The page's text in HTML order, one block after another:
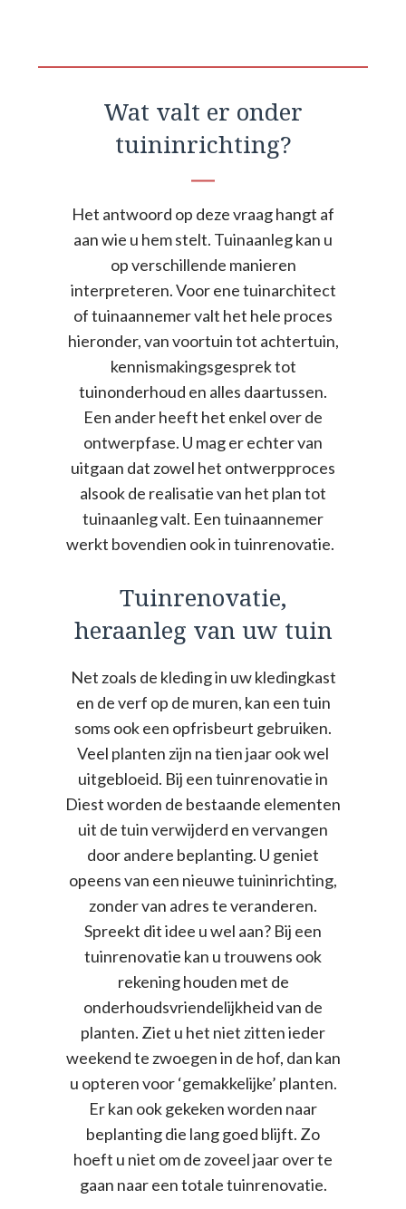
Wat valt er onder
tuininrichting?
Het antwoord op deze vraag hangt af
aan wie u hem stelt. Tuinaanleg kan u
op verschillende manieren
interpreteren. Voor ene tuinarchitect
of tuinaannemer valt het hele proces
hieronder, van voortuin tot achtertuin,
kennismakingsgesprek tot
tuinonderhoud en alles daartussen.
Een ander heeft het enkel over de
ontwerpfase. U mag er echter van
uitgaan dat zowel het ontwerpproces
alsook de realisatie van het plan tot
tuinaanleg valt. Een tuinaannemer
werkt bovendien ook in tuinrenovatie.
Tuinrenovatie,
heraanleg van uw tuin
Net zoals de kleding in uw kledingkast
en de verf op de muren, kan een tuin
soms ook een opfrisbeurt gebruiken.
Veel planten zijn na tien jaar ook wel
uitgebloeid. Bij een tuinrenovatie in
Diest worden de bestaande elementen
uit de tuin verwijderd en vervangen
door andere beplanting. U geniet
opeens van een nieuwe tuininrichting,
zonder van adres te veranderen.
Spreekt dit idee u wel aan? Bij een
tuinrenovatie kan u trouwens ook
rekening houden met de
onderhoudsvriendelijkheid van de
planten. Ziet u het niet zitten ieder
weekend te zwoegen in de hof, dan kan
u opteren voor ‘gemakkelijke’ planten.
Er kan ook gekeken worden naar
beplanting die lang goed blijft. Zo
hoeft u niet om de zoveel jaar over te
gaan naar een totale tuinrenovatie.